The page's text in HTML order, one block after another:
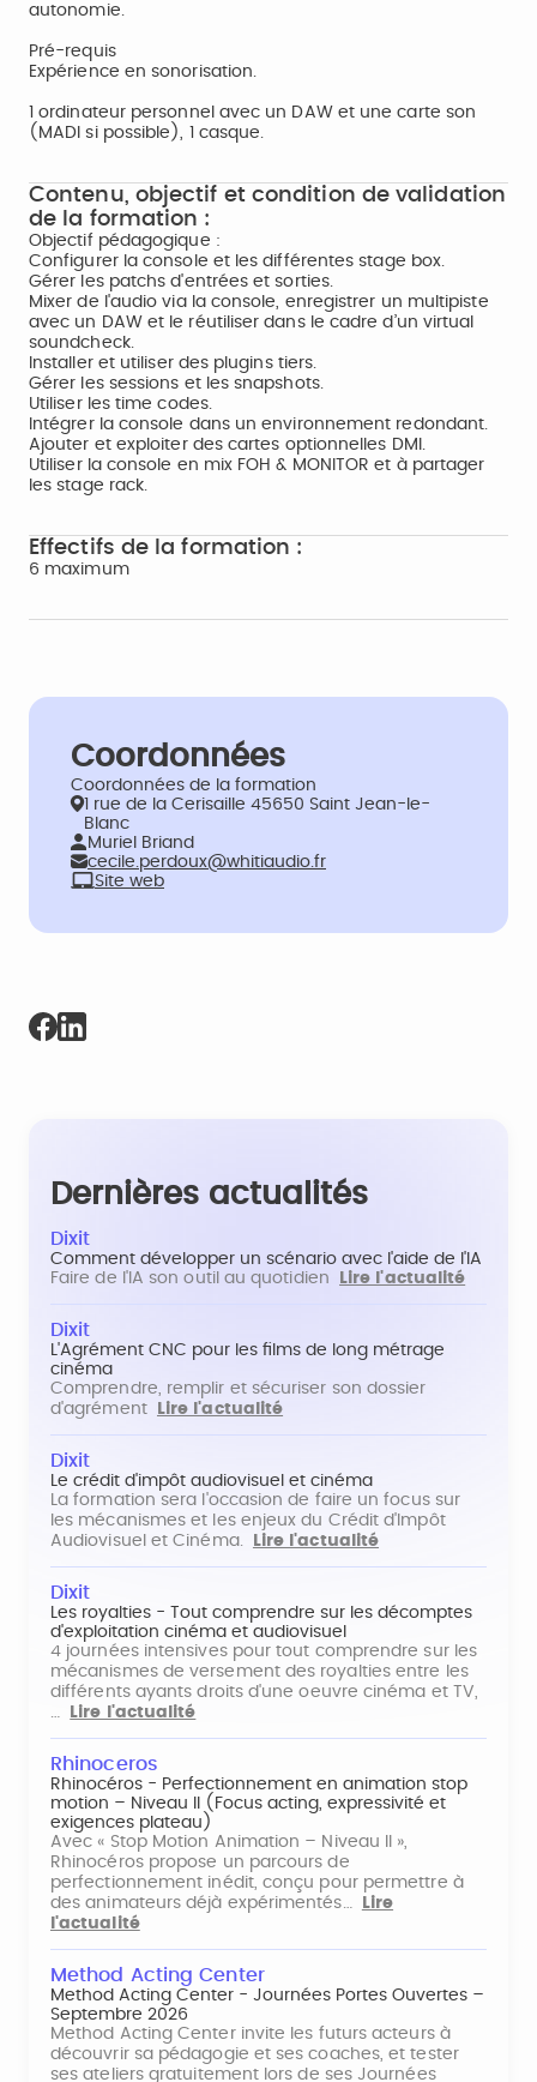
autonomie.
Pré-requis
Expérience en sonorisation.
1 ordinateur personnel avec un DAW et une carte son
(MADI si possible), 1 casque.
Contenu, objectif et condition de validation
de la formation :
Objectif pédagogique :
Configurer la console et les différentes stage box.
Gérer les patchs d'entrées et sorties.
Mixer de l'audio via la console, enregistrer un multipiste
avec un DAW et le réutiliser dans le cadre d’un virtual
soundcheck.
Installer et utiliser des plugins tiers.
Gérer les sessions et les snapshots.
Utiliser les time codes.
Intégrer la console dans un environnement redondant.
Ajouter et exploiter des cartes optionnelles DMI.
Utiliser la console en mix FOH & MONITOR et à partager
les stage rack.
Effectifs de la formation :
6 maximum
Coordonnées
Coordonnées de la formation
1 rue de la Cerisaille 45650 Saint Jean-le-
Blanc
Muriel Briand
cecile.perdoux@whitiaudio.fr
Site web
Dernières actualités
Dixit
Comment développer un scénario avec l'aide de l'IA
Faire de l'IA son outil au quotidien
Lire l'actualité
Dixit
L'Agrément CNC pour les films de long métrage
cinéma
Comprendre, remplir et sécuriser son dossier
d'agrément
Lire l'actualité
Dixit
Le crédit d'impôt audiovisuel et cinéma
La formation sera l'occasion de faire un focus sur
les mécanismes et les enjeux du Crédit d'Impôt
Audiovisuel et Cinéma.
Lire l'actualité
Dixit
Les royalties - Tout comprendre sur les décomptes
d'exploitation cinéma et audiovisuel
4 journées intensives pour tout comprendre sur les
mécanismes de versement des royalties entre les
différents ayants droits d'une oeuvre cinéma et TV,
…
Lire l'actualité
Rhinoceros
Rhinocéros - Perfectionnement en animation stop
motion – Niveau II (Focus acting, expressivité et
exigences plateau)
Avec « Stop Motion Animation – Niveau II »,
Rhinocéros propose un parcours de
perfectionnement inédit, conçu pour permettre à
des animateurs déjà expérimentés…
Lire
l'actualité
Method Acting Center
Method Acting Center - Journées Portes Ouvertes –
Septembre 2026
Method Acting Center invite les futurs acteurs à
découvrir sa pédagogie et ses coaches, et tester
ses ateliers gratuitement lors de ses Journées